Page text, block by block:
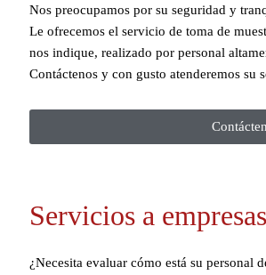
Nos preocupamos por su seguridad y
Le ofrecemos el servicio de toma de
nos indique, realizado por personal
Contáctenos y con gusto atenderemos su
Servicios a
¿Necesita evaluar cómo está su personal